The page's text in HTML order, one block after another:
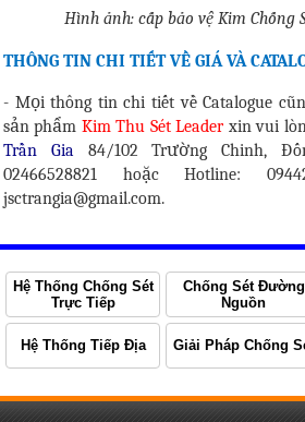
Hình ảnh: cấp bảo vệ Kim Chống
THÔNG TIN CHI TIẾT VỀ GIÁ VÀ
- Mọi thông tin chi tiết về Catalogue
sản phẩm Kim Thu Sét Leader xin vui
Trần Gia84/102 Trường Chinh,
02466528821 hoặc Hotline:
jsctrangia@gmail.com.
Hệ Thống Chống Sét
Trực Tiếp
Chống Sét Đường
Nguồn
Hệ Thống Tiếp Địa Giải Pháp Chống